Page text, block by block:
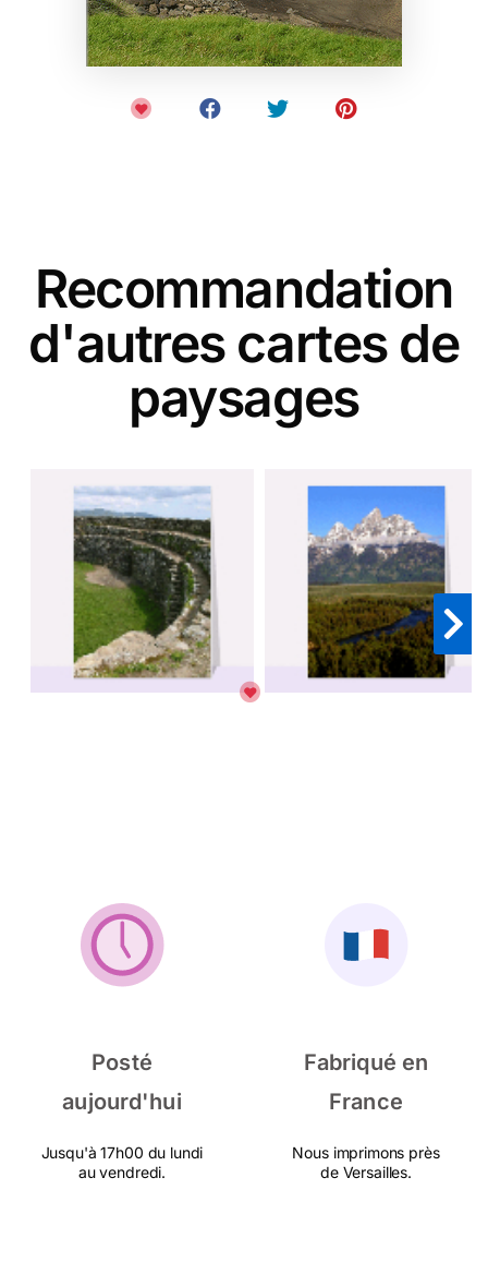
Recommandation
d'autres cartes de
paysages
Posté
aujourd'hui
Jusqu'à 17h00 du lundi
au vendredi.
Fabriqué en
France
Nous imprimons près
de Versailles.